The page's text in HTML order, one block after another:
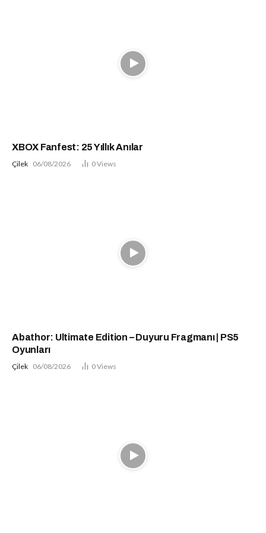
XBOX Fanfest: 25 Yıllık Anılar
Çilek 06/08/2026 0Views
Abathor: Ultimate Edition – Duyuru Fragmanı | PS5
Oyunları
Çilek 06/08/2026 0Views